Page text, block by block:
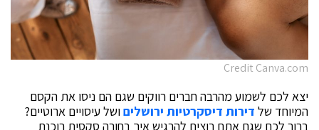
Credit Canva.com
יצא לכם לשמוע מהרבה חברים רווקים שגם הם ניסו את הקסם
המיוחד של דירות דיסקרטיות ירושליםושל עיסויים ארוטיים?
ברור לכם שגם אתם רוצים להרגיש איך בחורה סקסית רוכנת